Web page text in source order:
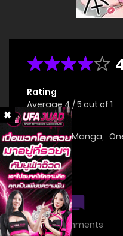
Rating
Average 4 /5 out of 1
Genre(s)
Doujinshi, Manga,
Status
OnGoing
0 comments